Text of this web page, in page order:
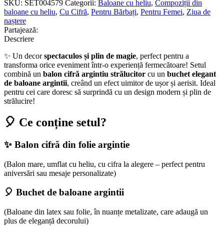
Magic
in
the
Air
–
Nr.
479
SKU: SET004579 Categorii: Baloane cu heliu, Compoziții din
baloane cu heliu, Cu Cifră, Pentru Bărbați, Pentru Femei, Ziua de
naștere
Partajează:
Descriere
✨ Un decorspectaculos și plin de magie, perfect pentru a
transforma orice eveniment într-o experiență fermecătoare! Setul
combină un balon cifră argintiu strălucitor cu un buchet elegant
de baloane argintii, creând un efect uimitor de ușor și aerisit. Ideal
pentru cei care doresc să surprindă cu un design modern și plin de
strălucire!
🎈 Ce conține setul?
✨ Balon cifră din folie argintie
(Balon mare, umflat cu heliu, cu cifra la alegere – perfect pentru
aniversări sau mesaje personalizate)
🎈 Buchet de baloane argintii
(Baloane din latex sau folie, în nuanțe metalizate, care adaugă un
plus de eleganță decorului)